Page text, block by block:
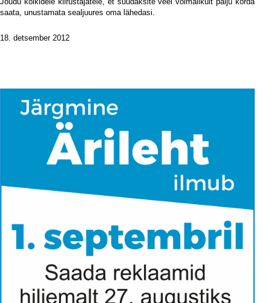
saata, unustamata sealjuures oma lähedasi.
18. detsember 2012